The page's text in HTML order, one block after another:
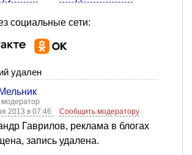
социальные сети:
удален
2013 в 07:46
Сообщить модератору
Гаврилов, реклама в блогах
запись удалена.